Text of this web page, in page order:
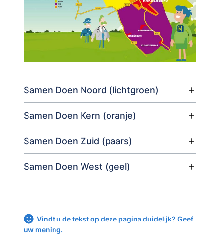
Samen Doen Noord (lichtgroen)
Samen Doen Kern (oranje)
Samen Doen Zuid (paars)
Samen Doen West (geel)
Vindt u de tekst op deze pagina duidelijk? Geef
uw mening.